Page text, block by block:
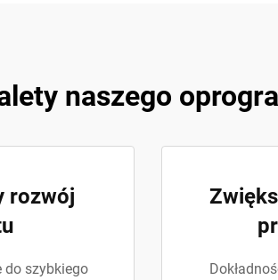
naszego
rozwój
do szybkiego